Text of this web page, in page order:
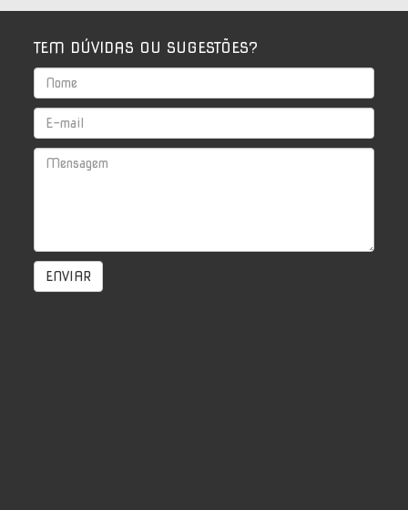
TEM DÚVIDAS OU SUGESTÕES?
ENVIAR